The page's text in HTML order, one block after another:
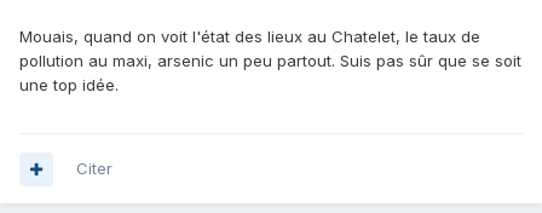
Mouais, quand on voit l'état des lieux au Chatelet, le taux de
pollution au maxi, arsenic un peu partout. Suis pas sûr que se soit
une top idée.
Citer